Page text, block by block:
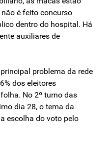
é feito concurso
dentro do hospital. Há
auxiliares de
problema da rede
dos eleitores
No 2º turno das
dia 28, o tema da
escolha do voto pelo